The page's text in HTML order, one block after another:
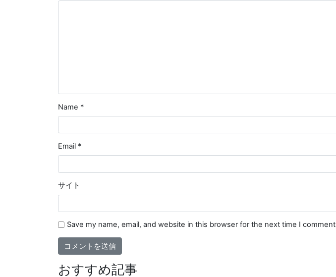
Name *
Email *
サイト
Save my name, email, and website in this browser for the next time I comment
おすすめ記事